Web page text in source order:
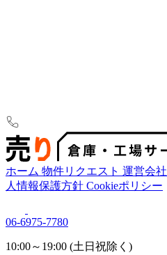
ホーム 物件リクエスト 運営会社
人情報保護方針 Cookieポリシー
06-6975-7780
10:00～19:00 (土日祝除く)